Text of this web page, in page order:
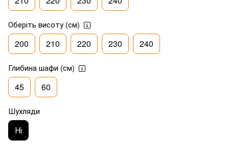
Оберіть висоту (см)
200 210 220 230 240
Глибина шафи (см)
45 60
Шухляди
Ні